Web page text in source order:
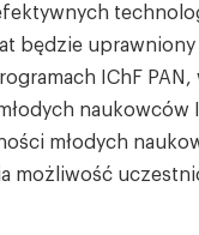
będzie uprawniony
IChF PAN,
naukowców
młodych
możliwość